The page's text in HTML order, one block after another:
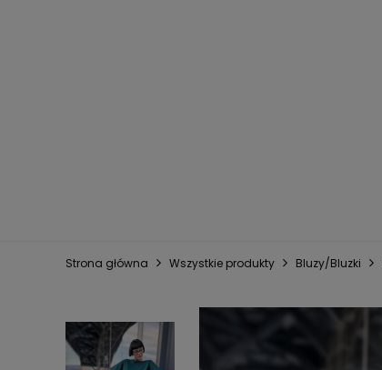
Strona główna Wszystkie produkty Bluzy/Bluzki